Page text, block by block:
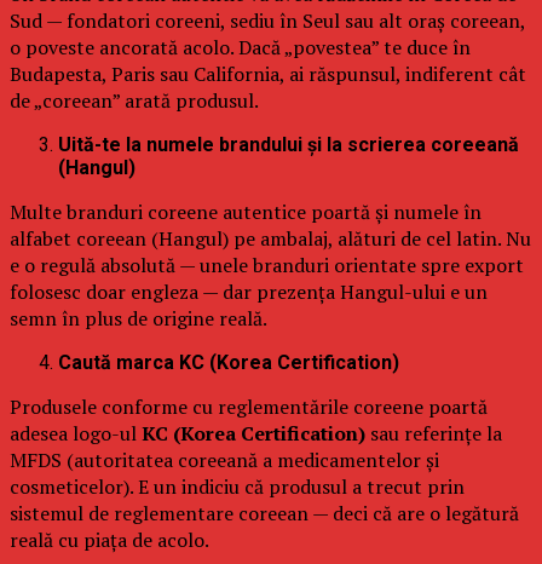
Sud — fondatori coreeni, sediu în Seul sau alt oraș coreean,
o poveste ancorată acolo. Dacă „povestea” te duce în
Budapesta, Paris sau California, ai răspunsul, indiferent cât
de „coreean” arată produsul.
Uită-te la numele brandului și la scrierea coreeană
(Hangul)
Multe branduri coreene autentice poartă și numele în
alfabet coreean (Hangul) pe ambalaj, alături de cel latin. Nu
e o regulă absolută — unele branduri orientate spre export
folosesc doar engleza — dar prezența Hangul-ului e un
semn în plus de origine reală.
Caută marca KC (Korea Certification)
Produsele conforme cu reglementările coreene poartă
adesea logo-ulKC (Korea Certification) sau referințe la
MFDS (autoritatea coreeană a medicamentelor și
cosmeticelor). E un indiciu că produsul a trecut prin
sistemul de reglementare coreean — deci că are o legătură
reală cu piața de acolo.